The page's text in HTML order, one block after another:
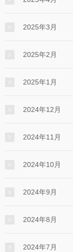
2025年3月
2025年2月
2025年1月
2024年12月
2024年11月
2024年10月
2024年9月
2024年8月
2024年7月